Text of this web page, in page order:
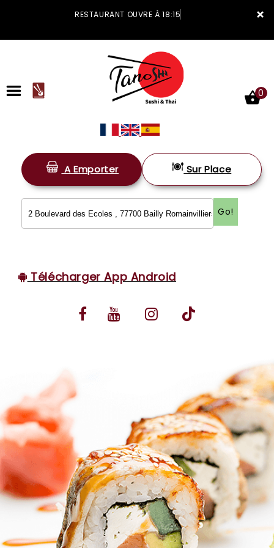
×
RESTAURANT OUVRE À 18:15
ACCUEIL
LA CARTE
VOS AVIS
MENTIONS LÉGALES
0
A Emporter Sur Place
Go!
Télécharger App Android